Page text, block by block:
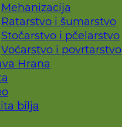
Mehanizacija
Ratarstvo i šumarstvo
Stočarstvo i pčelarstvo
Voćarstvo i povrtarstvo
Hrana
bilja